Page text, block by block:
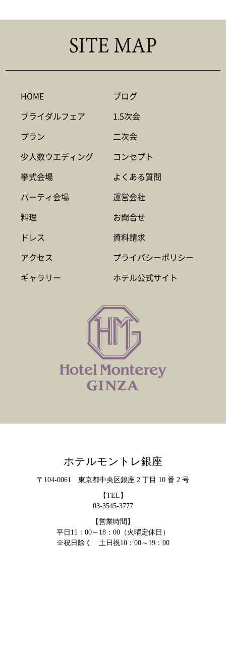
HOME
ブライダルフェア
プラン
少人数ウエディング
挙式会場
パーティ会場
料理
ドレス
アクセス
ギャラリー
ブログ
1.5次会
二次会
コンセプト
よくある質問
運営会社
お問合せ
資料請求
プライバシーポリシー
ホテル公式サイト
ホテルモントレ銀座
〒104-0061 東京都中央区銀座 2 丁目 10 番 2 号
【TEL】
03-3545-3777
【営業時間】
平日11：00～18：00（火曜定休日）
※祝日除く 土日祝10：00～19：00